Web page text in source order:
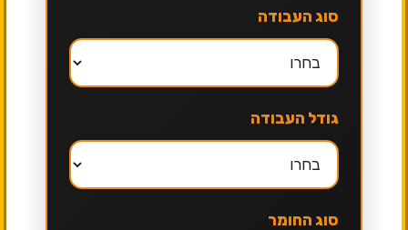
סוג העבודה
גודל העבודה
סוג החומר